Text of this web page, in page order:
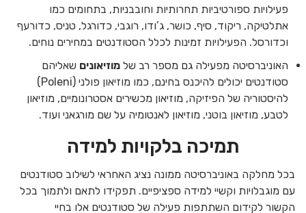
פעילויות ספורטיביות תחרותיות וחובבניות, בתחומים כמו
אתלטיקה, ריקוד, סיף, כושר, ג’ודו, רוגבי, כדורגל, טניס, כדורעף
וכדורסל. הפעילויות זמינות לכלל הסטודנטים במחירים נוחים.
האוניברסיטה מפעילה גם מספר רב של מוזיאונים שאליהם
סטודנטים יכולים להיכנס בחינם, כמו מוזיאון פולני (Poleni)
להיסטוריה של הפיזיקה, מוזיאון מכשירים אסטרונומיים, מוזיאון
לטבע, מוזיאון בוטני, מוזיאון לאנטומיה על שם מורגאני ועוד.
תמיכה בלקויות למידה
בכל מחלקה באוניברסיטה ממונה נציג האחראי לשילוב סטודנטים
עם מוגבלויות וקשיי למידה ספציפיים. תפקידו לתאם ולתמוך בכל
הקשור לקידום השתתפות פעילה של סטודנטים אלו בחיי